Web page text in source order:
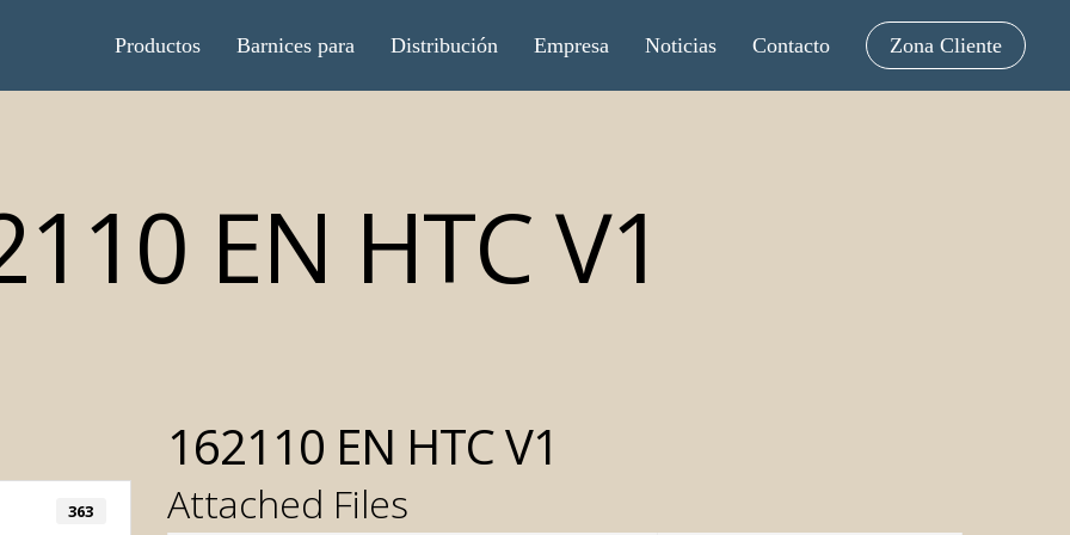
Productos Barnices para Distribución Empresa Noticias Contacto Zona Cliente
EN HTC V1
363
162110 EN HTC V1
Attached Files